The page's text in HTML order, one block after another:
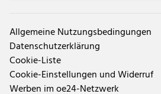
Allgemeine Nutzungsbedingungen
Datenschutzerklärung
Cookie-Liste
Cookie-Einstellungen und Widerruf
Werben im oe24-Netzwerk